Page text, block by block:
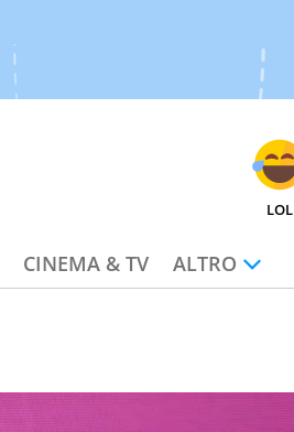
LOL
CINEMA & TV ALTRO